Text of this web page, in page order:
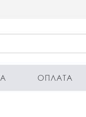
ОПЛАТА